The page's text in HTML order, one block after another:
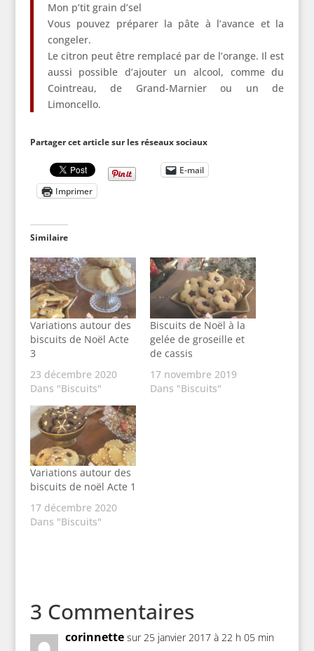
Mon p’tit grain d’sel
Vous pouvez préparer la pâte à l’avance et la
congeler.
Le citron peut être remplacé par de l’orange. Il est
aussi possible d’ajouter un alcool, comme du
Cointreau, de Grand-Marnier ou un de
Limoncello.
Partager cet article sur les réseaux sociaux
E-mail
Imprimer
Similaire
Variations autour des
biscuits de Noël Acte
3
23 décembre 2020
Dans "Biscuits"
Biscuits de Noël à la
gelée de groseille et
de cassis
17 novembre 2019
Dans "Biscuits"
Variations autour des
biscuits de noël Acte 1
17 décembre 2020
Dans "Biscuits"
3 Commentaires
corinnette sur 25 janvier 2017 à 22 h 05 min